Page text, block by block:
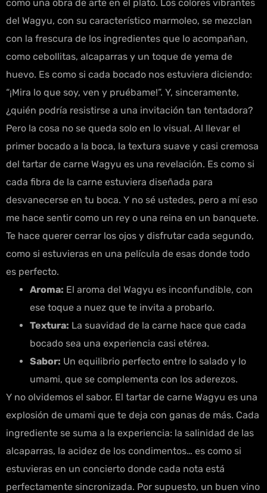
como una obra de arte en el plato. Los colores vibrantes
del Wagyu, con su característico marmoleo, se mezclan
con la frescura de los ingredientes que lo acompañan,
como cebollitas, alcaparras y un toque de yema de
huevo. Es como si cada bocado nos estuviera diciendo:
“¡Mira lo que soy, ven y pruébame!”. Y, sinceramente,
¿quién podría resistirse a una invitación tan tentadora?
Pero la cosa no se queda solo en lo visual. Al llevar el
primer bocado a la boca, la textura suave y casi cremosa
del tartar de carne Wagyu es una revelación. Es como si
cada fibra de la carne estuviera diseñada para
desvanecerse en tu boca. Y no sé ustedes, pero a mí eso
me hace sentir como un rey o una reina en un banquete.
Te hace querer cerrar los ojos y disfrutar cada segundo,
como si estuvieras en una película de esas donde todo
es perfecto.
Aroma: El aroma del Wagyu es inconfundible, con
ese toque a nuez que te invita a probarlo.
Textura: La suavidad de la carne hace que cada
bocado sea una experiencia casi etérea.
Sabor: Un equilibrio perfecto entre lo salado y lo
umami, que se complementa con los aderezos.
Y no olvidemos el sabor. El tartar de carne Wagyu es una
explosión de umami que te deja con ganas de más. Cada
ingrediente se suma a la experiencia: la salinidad de las
alcaparras, la acidez de los condimentos… es como si
estuvieras en un concierto donde cada nota está
perfectamente sincronizada. Por supuesto, un buen vino